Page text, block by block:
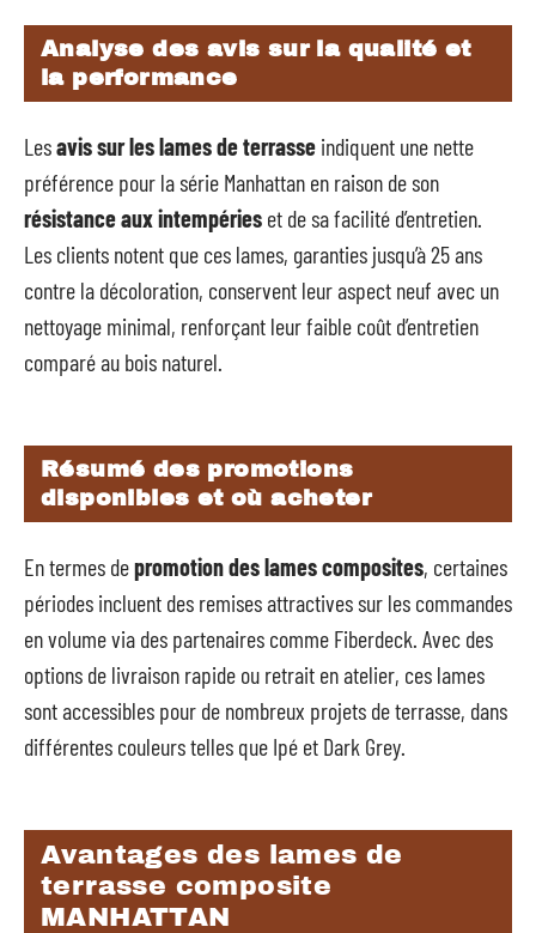
Analyse des avis sur la qualité et
la performance
Lesavis sur les lames de terrasse indiquent une nette
préférence pour la série Manhattan en raison de son
résistance aux intempéries et de sa facilité d’entretien.
Les clients notent que ces lames, garanties jusqu’à 25 ans
contre la décoloration, conservent leur aspect neuf avec un
nettoyage minimal, renforçant leur faible coût d’entretien
comparé au bois naturel.
Résumé des promotions
disponibles et où acheter
En termes depromotion des lames composites, certaines
périodes incluent des remises attractives sur les commandes
en volume via des partenaires comme Fiberdeck. Avec des
options de livraison rapide ou retrait en atelier, ces lames
sont accessibles pour de nombreux projets de terrasse, dans
différentes couleurs telles que Ipé et Dark Grey.
Avantages des lames de
terrasse composite
MANHATTAN